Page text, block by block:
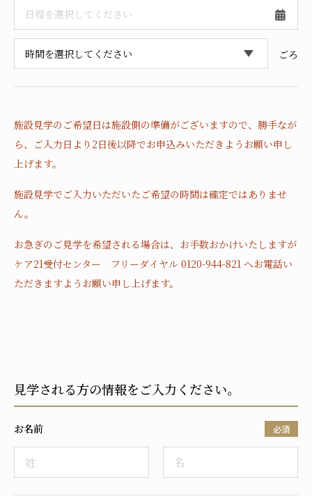
ごろ
施設見学のご希望日は施設側の準備がございますので、 勝手なが
ら、ご入力日より2日後以降でお申込みいただきようお願い申し
上げます。
施設見学でご入力いただいたご希望の時間は確定ではありませ
ん。
お急ぎのご見学を希望される場合は、お手数おかけいたしますが
ケア21受付センター フリーダイヤル 0120-944-821 へお電話い
ただきますようお願い申し上げます。
見学される方の情報をご入力ください。
お名前 必須